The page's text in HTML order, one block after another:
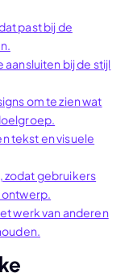
past bij de
bij de stijl
om te zien wat
tekst en visuele
zodat gebruikers
ontwerp.
werk van anderen